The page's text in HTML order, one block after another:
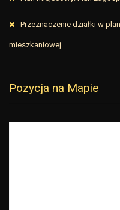
Przeznaczenie działki w
mieszkaniowej
Pozycja na Mapie